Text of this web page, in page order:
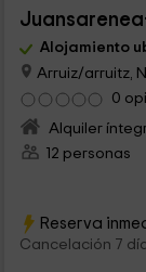
Alojamiento
Arruiz/arruitz,
0
Alquiler
12 personas
Reserva
Cancelación 7